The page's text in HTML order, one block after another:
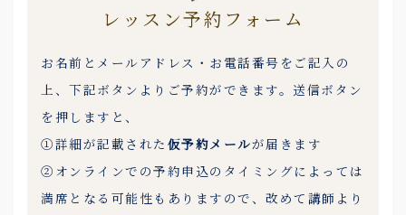
レッスン予約フォーム
お名前とメールアドレス・お電話番号をご記入の
上、下記ボタンよりご予約ができます。送信ボタン
を押しますと、
①詳細が記載された 仮予約メールが届きます
②オンラインでの予約申込のタイミングによっては
満席となる可能性もありますので、改めて講師より